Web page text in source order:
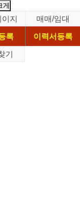
지
매매/임대
록
이력서등록
기